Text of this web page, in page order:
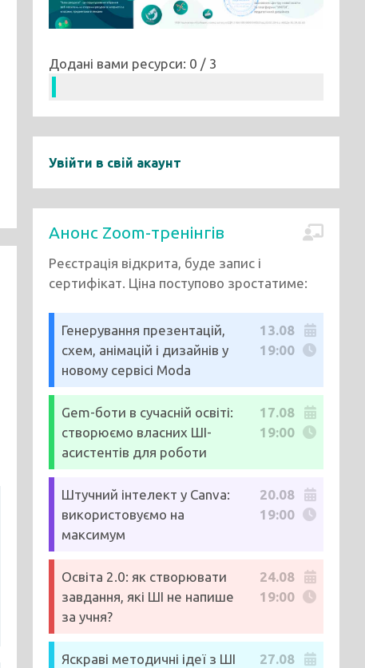
Додані вами ресурси: 0 / 3
Увійти в свій акаунт
Анонс Zoom-тренінгів
Реєстрація відкрита, буде запис і
сертифікат. Ціна поступово зростатиме:
Генерування презентацій,
схем, анімацій і дизайнів у
новому сервісі Moda
13.08
19:00
Gem-боти в сучасній освіті:
створюємо власних ШІ-
асистентів для роботи
17.08
19:00
Штучний інтелект у Canva:
використовуємо на
максимум
20.08
19:00
Освіта 2.0: як створювати
завдання, які ШІ не напише
за учня?
24.08
19:00
Яскраві методичні ідеї з ШІ
27.08